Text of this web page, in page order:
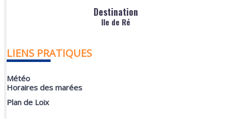
Destination
Ile de Ré
LIENS PRATIQUES
Météo
Horaires des marées
Plan de Loix